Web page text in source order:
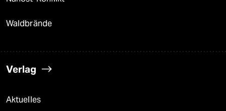
Waldbrände
Verlag
Aktuelles